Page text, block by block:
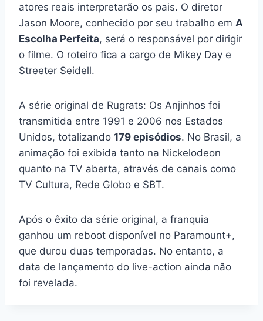
atores reais interpretarão os pais. O diretor
Jason Moore, conhecido por seu trabalho em A
Escolha Perfeita, será o responsável por dirigir
o filme. O roteiro fica a cargo de Mikey Day e
Streeter Seidell.
A série original de Rugrats: Os Anjinhos foi
transmitida entre 1991 e 2006 nos Estados
Unidos, totalizando 179 episódios. No Brasil, a
animação foi exibida tanto na Nickelodeon
quanto na TV aberta, através de canais como
TV Cultura, Rede Globo e SBT.
Após o êxito da série original, a franquia
ganhou um reboot disponível no Paramount+,
que durou duas temporadas. No entanto, a
data de lançamento do live-action ainda não
foi revelada.